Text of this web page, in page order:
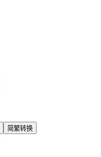
简繁转换